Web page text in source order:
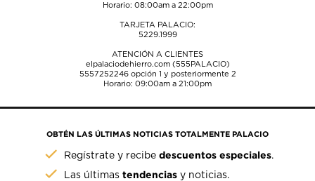
Horario: 08:00am a 22:00pm
TARJETA PALACIO:
5229.1999
ATENCIÓN A CLIENTES
elpalaciodehierro.com (555PALACIO)
5557252246opción 1 y posteriormente 2
Horario: 09:00am a 21:00pm
OBTÉN LAS ÚLTIMAS NOTICIAS TOTALMENTE PALACIO
Regístrate y recibedescuentos especiales.
Las últimastendencias y noticias.